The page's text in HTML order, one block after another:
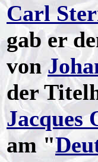
Carl
gab er
von
der
Jacques
am "